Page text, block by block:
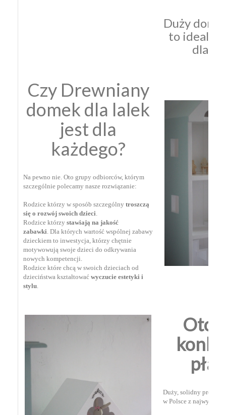
Duży
to idealna
dla
Czy Drewniany
domek dla lalek
jest dla
każdego?
Na pewno nie. Oto grupy odbiorców, którym
szczególnie polecamy nasze rozwiązanie:
Rodzice którzy w sposób szczególny troszczą
się o rozwój swoich dzieci. ⁣
Rodzice którzy stawiają na jakość
zabawki. Dla których wartość wspólnej zabawy
dzieckiem to inwestycja, którzy chętnie
motywowują swoje dzieci do odkrywania
nowych kompetencji.
Rodzice które chcą w swoich dzieciach od
dzieciństwa kształtować wyczucie estetyki i
stylu. ⁣
Oto
Duży, solidny produkt
w Polsce z najwyższej